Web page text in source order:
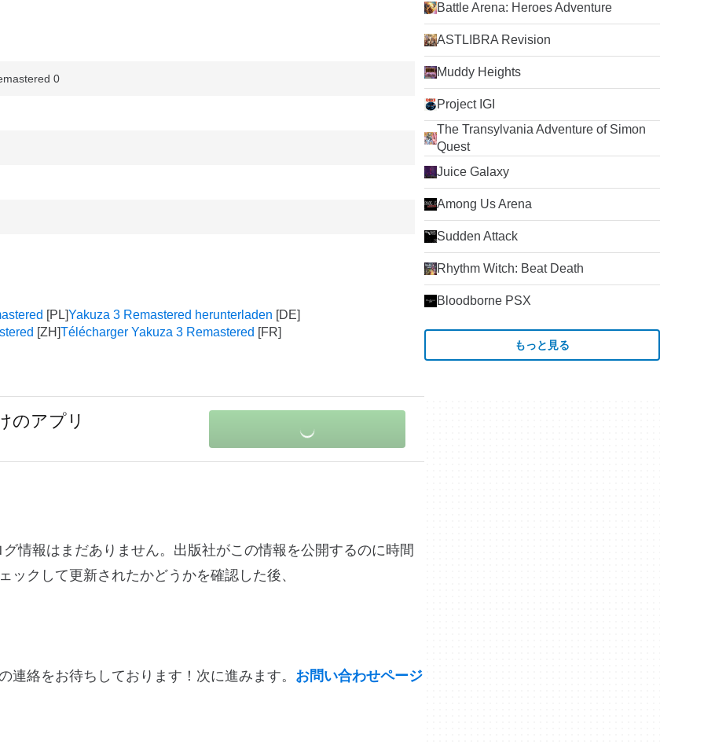
0
Yakuza 3 Remastered herunterladen
Télécharger Yakuza 3 Remastered
のアプリ
情報はまだありません。出版社がこの情報を公開するのに時間
クして更新されたかどうかを確認した後、
絡をお待ちしております！次に進みます。 お問い合わせページ
Battle Arena: Heroes Adventure
ASTLIBRA Revision
Muddy Heights
Project IGI
The Transylvania Adventure of Simon
Quest
Juice Galaxy
Among Us Arena
Sudden Attack
Rhythm Witch: Beat Death
Bloodborne PSX
もっと見る